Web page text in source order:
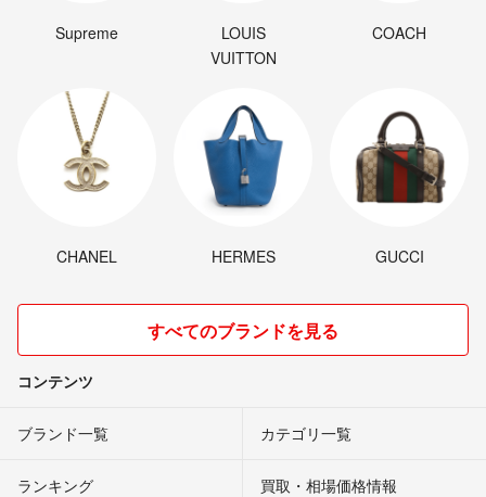
Supreme
LOUIS
VUITTON
COACH
CHANEL HERMES GUCCI
すべてのブランドを見る
コンテンツ
ブランド一覧 カテゴリ一覧
ランキング 買取・相場価格情報